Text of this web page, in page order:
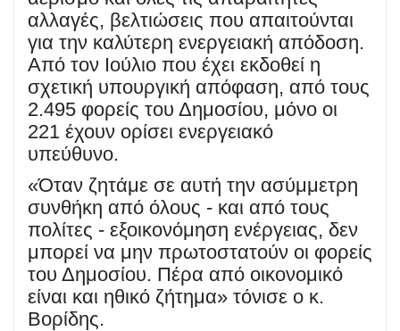
αλλαγές, βελτιώσεις που απαιτούνται
για την καλύτερη ενεργειακή απόδοση.
Από τον Ιούλιο που έχει εκδοθεί η
σχετική υπουργική απόφαση, από τους
2.495 φορείς του Δημοσίου, μόνο οι
221 έχουν ορίσει ενεργειακό
υπεύθυνο.
«Όταν ζητάμε σε αυτή την ασύμμετρη
συνθήκη από όλους - και από τους
πολίτες - εξοικονόμηση ενέργειας, δεν
μπορεί να μην πρωτοστατούν οι φορείς
του Δημοσίου. Πέρα από οικονομικό
είναι και ηθικό ζήτημα» τόνισε ο κ.
Βορίδης.